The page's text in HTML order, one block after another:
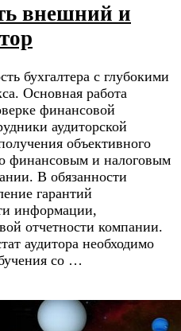
внешний и
бухгалтера с глубокими
Основная работа
финансовой
аудиторской
объективного
финансовым и налоговым
В обязанности
гарантий
информации,
отчетности компании.
аудитора необходимо
со …